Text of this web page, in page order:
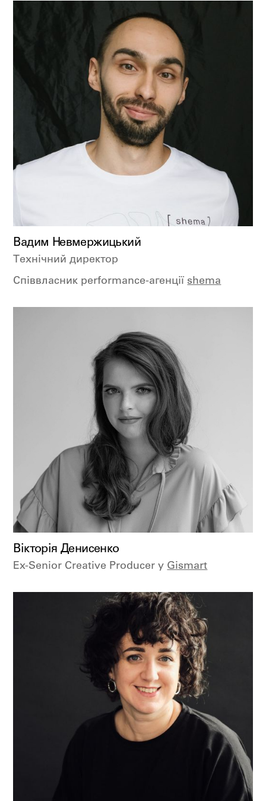
Вадим Невмержицький
Технічний директор
Cпіввласник performance-агенції shema
Вікторія Денисенко
Ex-Senior Creative Producer у Gismart